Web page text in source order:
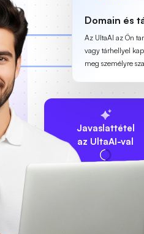
Domain és
Az UltaAI az Ön
vagy tárhellyel
meg személyre
Javaslattétel
az UltaAI-val